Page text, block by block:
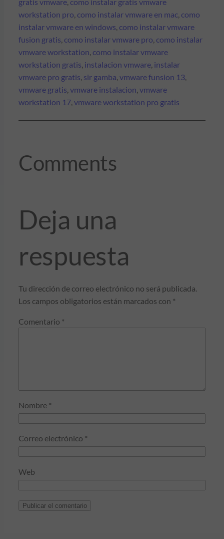
workstation pro como instalar vmware en mac, como
instalar vmware en windows como instalar vmware
fusion gratis como instalar vmware pro como instalar
vmware workstation como instalar vmware
workstation gratis instalacion vmware, instalar
vmware pro gratis sir gamba vmware funsion 13
vmware gratis vmware instalacion vmware
workstation 17, vmware workstation pro gratis
Comments
Deja una
respuesta
Tu dirección de correo electrónico no será publicada.
Los campos obligatorios están marcados con *
Comentario *
Nombre *
Correo electrónico *
Web